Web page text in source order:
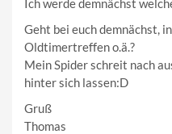
Geht bei euch demnächst,
Oldtimertreffen o.ä.?
Mein Spider schreit nach
hinter sich lassen:D
Gruß
Thomas